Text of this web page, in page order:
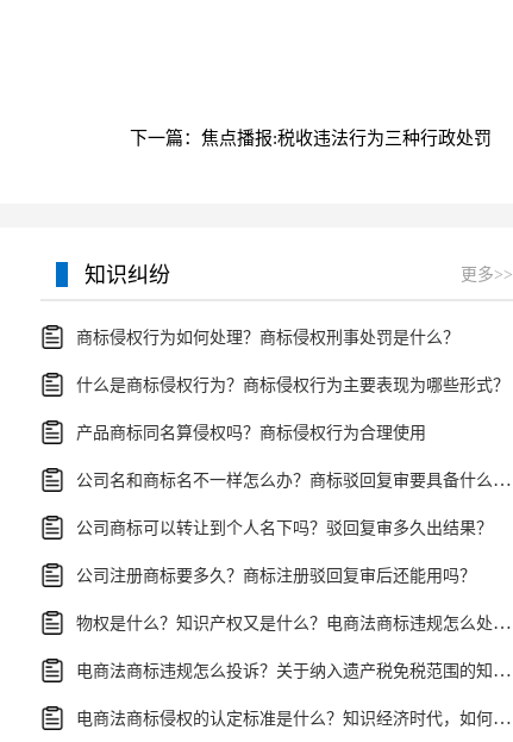
下一篇：焦点播报:税收违法行为三种行政处罚
知识纠纷 更多>>
商标侵权行为如何处理？商标侵权刑事处罚是什么？
什么是商标侵权行为？商标侵权行为主要表现为哪些形式？
产品商标同名算侵权吗？商标侵权行为合理使用
公司名和商标名不一样怎么办？商标驳回复审要具备什么条件？
公司商标可以转让到个人名下吗？驳回复审多久出结果？
公司注册商标要多久？商标注册驳回复审后还能用吗？
物权是什么？知识产权又是什么？电商法商标违规怎么处罚？
电商法商标违规怎么投诉？关于纳入遗产税免税范围的知识产权的具体项目
电商法商标侵权的认定标准是什么？知识经济时代，如何让知识产权保值又升值